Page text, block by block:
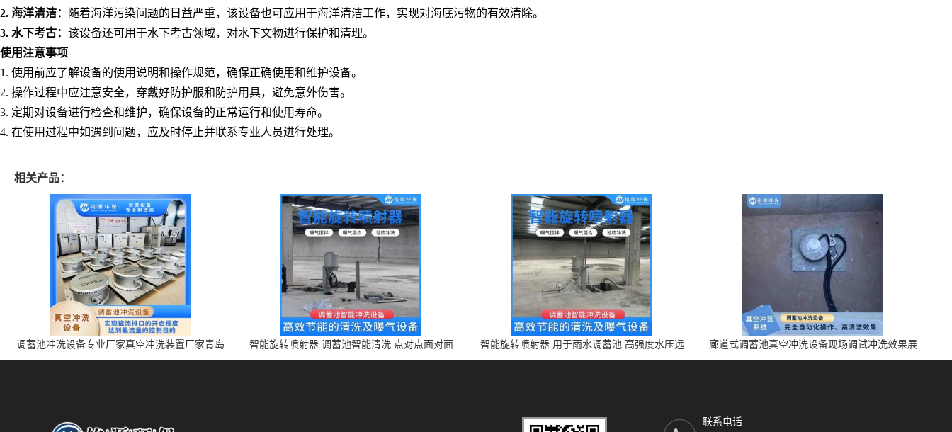
2. 海洋清洁：
随着海洋污染问题的日益严重，该设备也可应用于海洋清洁工作，实现对海底污物的有效清除。
3. 水下考古： 该设备还可用于水下考古领域，对水下文物进行保护和清理。
使用注意事项
1. 使用前应了解设备的使用说明和操作规范，确保正确使用和维护设备。
2. 操作过程中应注意安全，穿戴好防护服和防护用具，避免意外伤害。
3. 定期对设备进行检查和维护，确保设备的正常运行和使用寿命。
4. 在使用过程中如遇到问题，应及时停止并联系专业人员进行处理。
相关产品：
调蓄池冲洗设备专业厂家真空冲洗装置厂家青岛
铭源环保减少堵塞设备防腐蚀
智能旋转喷射器 调蓄池智能清洗 点对点面对面
旋转清洗
智能旋转喷射器 用于雨水调蓄池 高强度水压远
设备 上门安装
廊道式调蓄池真空冲洗设备现场调试冲洗效果展
示 上门安装调试
联系电话